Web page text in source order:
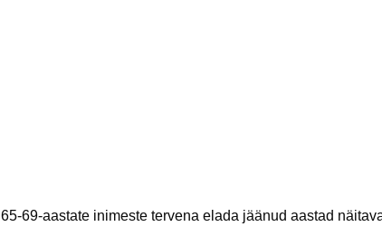
65-69-aastate inimeste tervena elada jäänud aastad